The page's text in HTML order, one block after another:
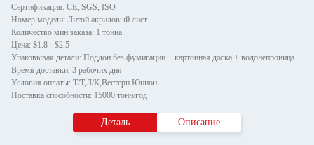
Сертификация: CE, SGS, ISO
Номер модели: Литой акриловый лист
Количество мин заказа: 1 тонна
Цена: $1.8 - $2.5
Упаковывая детали: Поддон без фумигации + картонная доска + водонепроницаемая пленка
Время доставки: 3 рабочих дня
Условия оплаты: Т/Т,Л/К,Вестерн Юнион
Поставка способности: 15000 тонн/год
Деталь Описание